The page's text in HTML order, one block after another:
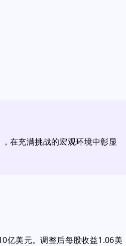
在充满挑战的宏观环境中彰显
亿美元。调整后每股收益1.06美